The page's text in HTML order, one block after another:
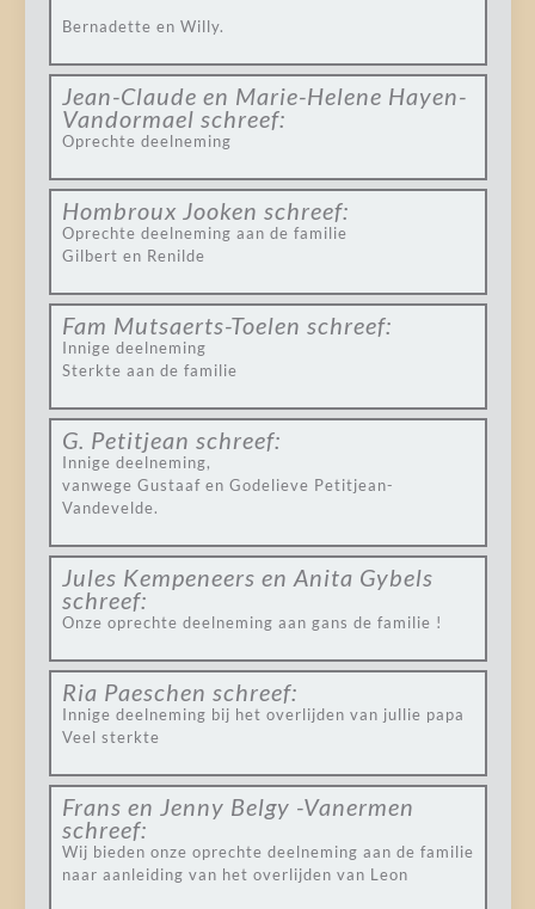
Bernadette en Willy.
Jean-Claude en Marie-Helene Hayen-
Vandormael schreef:
Oprechte deelneming
Hombroux Jooken schreef:
Oprechte deelneming aan de familie
Gilbert en Renilde
Fam Mutsaerts-Toelen schreef:
Innige deelneming
Sterkte aan de familie
G. Petitjean schreef:
Innige deelneming,
vanwege Gustaaf en Godelieve Petitjean-
Vandevelde.
Jules Kempeneers en Anita Gybels
schreef:
Onze oprechte deelneming aan gans de familie !
Ria Paeschen schreef:
Innige deelneming bij het overlijden van jullie papa
Veel sterkte
Frans en Jenny Belgy -Vanermen
schreef:
Wij bieden onze oprechte deelneming aan de familie
naar aanleiding van het overlijden van Leon